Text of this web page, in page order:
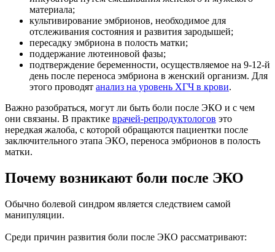
материала;
культивирование эмбрионов, необходимое для
отслеживания состояния и развития зародышей;
пересадку эмбриона в полость матки;
поддержание лютеиновой фазы;
подтверждение беременности, осуществляемое на 9-12-й
день после переноса эмбриона в женский организм. Для
этого проводят анализ на уровень ХГЧ в крови.
Важно разобраться, могут ли быть боли после ЭКО и с чем
они связаны. В практике врачей-репродуктологов это
нередкая жалоба, с которой обращаются пациентки после
заключительного этапа ЭКО, переноса эмбрионов в полость
матки.
Почему возникают боли после ЭКО
Обычно болевой синдром является следствием самой
манипуляции.
Среди причин развития боли после ЭКО рассматривают: